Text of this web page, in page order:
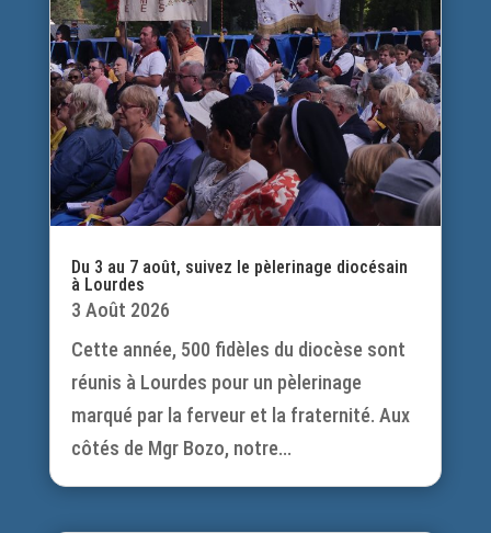
Du 3 au 7 août, suivez le pèlerinage diocésain
à Lourdes
3 Août 2026
Cette année, 500 fidèles du diocèse sont
réunis à Lourdes pour un pèlerinage
marqué par la ferveur et la fraternité. Aux
côtés de Mgr Bozo, notre...